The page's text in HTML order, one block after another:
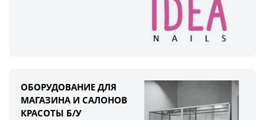
ОБОРУДОВАНИЕ ДЛЯ
МАГАЗИНА И САЛОНОВ
КРАСОТЫ Б/У